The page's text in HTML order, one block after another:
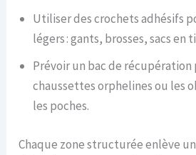
Utiliser des crochets adhésifs
légers : gants, brosses, sacs en
Prévoir un bac de récupération
chaussettes orphelines ou les
les poches.
Chaque zone structurée enlève